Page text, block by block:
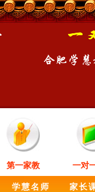
第一家教 一对
学慧名师 家长